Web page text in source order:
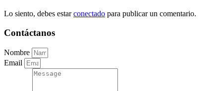
Lo siento, debes estarconectado para publicar un comentario.
Contáctanos
Nombre
Email